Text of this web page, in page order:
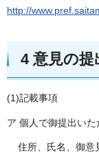
http://
4 意見の提
(1)記載事項
ア 個人で御提出いた
住所、氏名、御意